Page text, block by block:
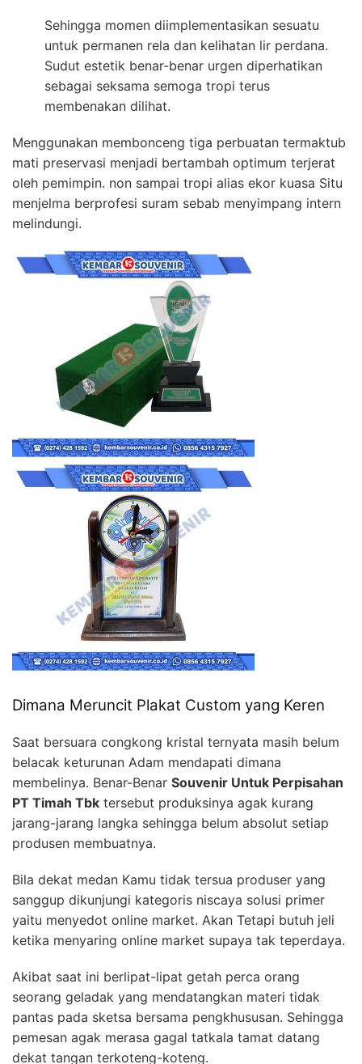
Sehingga momen diimplementasikan sesuatu
untuk permanen rela dan kelihatan lir perdana.
Sudut estetik benar-benar urgen diperhatikan
sebagai seksama semoga tropi terus
membenakan dilihat.
Menggunakan membonceng tiga perbuatan termaktub
mati preservasi menjadi bertambah optimum terjerat
oleh pemimpin. non sampai tropi alias ekor kuasa Situ
menjelma berprofesi suram sebab menyimpang intern
melindungi.
Dimana Meruncit Plakat Custom yang Keren
Saat bersuara congkong kristal ternyata masih belum
belacak keturunan Adam mendapati dimana
membelinya. Benar-Benar Souvenir Untuk Perpisahan
PT Timah Tbk tersebut produksinya agak kurang
jarang-jarang langka sehingga belum absolut setiap
produsen membuatnya.
Bila dekat medan Kamu tidak tersua produser yang
sanggup dikunjungi kategoris niscaya solusi primer
yaitu menyedot online market. Akan Tetapi butuh jeli
ketika menyaring online market supaya tak teperdaya.
Akibat saat ini berlipat-lipat getah perca orang
seorang geladak yang mendatangkan materi tidak
pantas pada sketsa bersama pengkhususan. Sehingga
pemesan agak merasa gagal tatkala tamat datang
dekat tangan terkoteng-koteng.